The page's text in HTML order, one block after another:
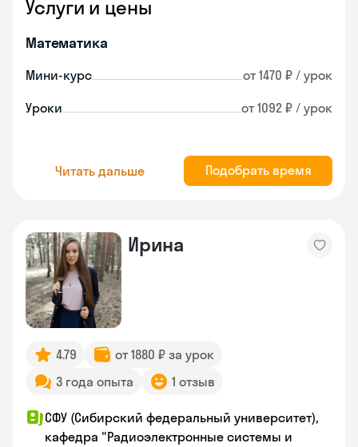
Услуги и цены
Математика
Мини-курс от 1470 ₽ / урок
Уроки от 1092 ₽ / урок
Читать дальше Подобрать время
Ирина
4.79
от 1880 ₽ за урок
3 года опыта
1 отзыв
СФУ (Сибирский федеральный университет),
кафедра "Радиоэлектронные системы и